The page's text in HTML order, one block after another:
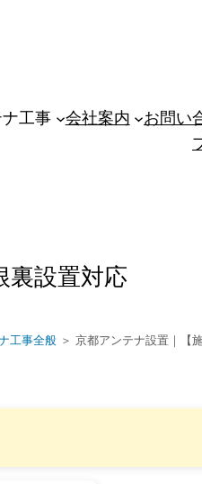
工事 会社案内 お問い
裏設置対応
工事全般 ＞ 京都アンテナ設置｜【